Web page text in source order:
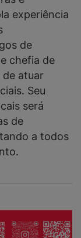
experiência
de
chefia de
de atuar
Seu
será
de
a todos